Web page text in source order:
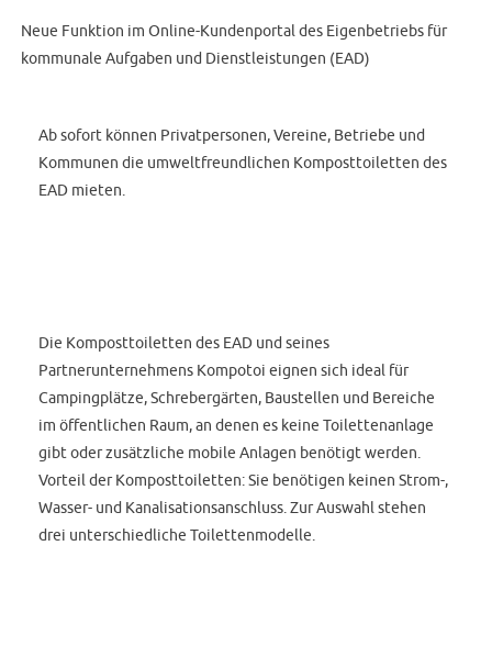
Neue Funktion im Online-Kundenportal des Eigenbetriebs für
kommunale Aufgaben und Dienstleistungen (EAD)
Ab sofort können Privatpersonen, Vereine, Betriebe und
Kommunen die umweltfreundlichen Komposttoiletten des
EAD mieten.
Die Komposttoiletten des EAD und seines
Partnerunternehmens Kompotoi eignen sich ideal für
Campingplätze, Schrebergärten, Baustellen und Bereiche
im öffentlichen Raum, an denen es keine Toilettenanlage
gibt oder zusätzliche mobile Anlagen benötigt werden.
Vorteil der Komposttoiletten: Sie benötigen keinen Strom-,
Wasser- und Kanalisationsanschluss. Zur Auswahl stehen
drei unterschiedliche Toilettenmodelle.